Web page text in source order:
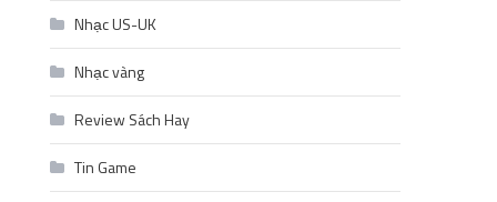
Nhạc US-UK
Nhạc vàng
Review Sách Hay
Tin Game